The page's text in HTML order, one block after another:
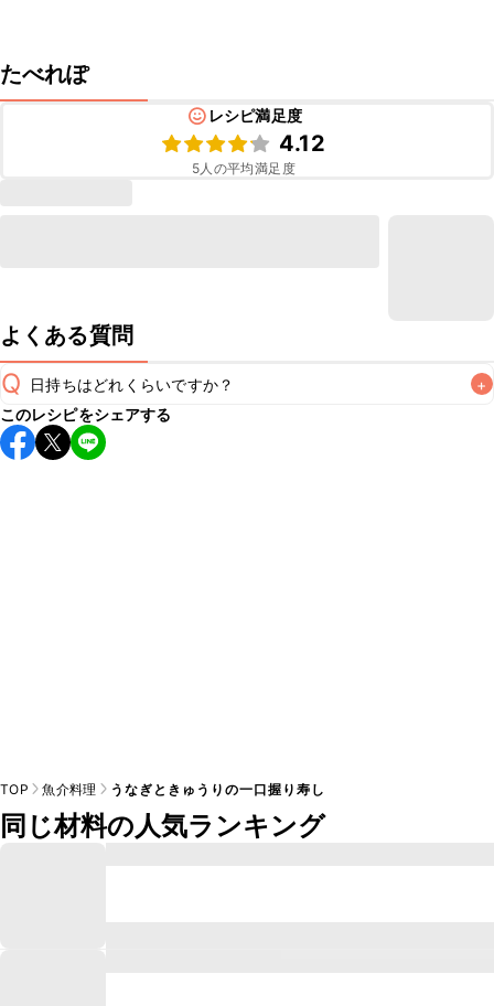
たべれぽ
レシピ満足度
4.12
5人の平均満足度
よくある質問
Q 日持ちはどれくらいですか？ +
保存期間は冷蔵で当日中が目安です。なるべくお早めにお召
し上がりください。
このレシピをシェアする
TOP 魚介料理 うなぎときゅうりの一口握り寿し
同じ材料の人気ランキング